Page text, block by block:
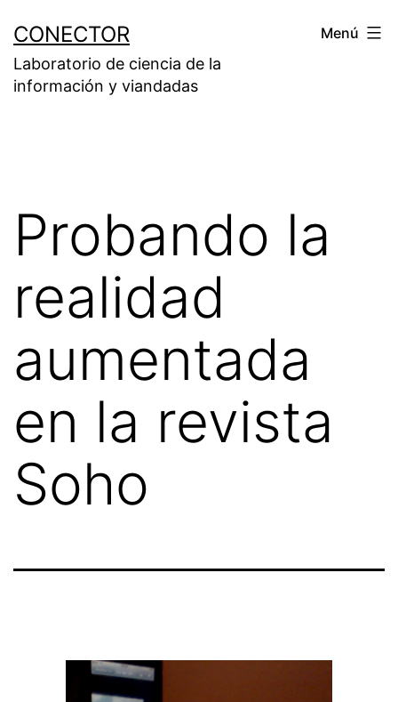
contenido
CONECTOR
Laboratorio de ciencia de la
información y viandadas
Menú
Probando la
realidad
aumentada
en la revista
Soho